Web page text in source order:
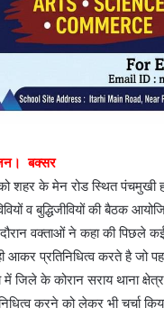
बक्सर
शहर के मेन रोड स्थित पंचमुखी
व बुद्धिजीवियों की बैठक
वक्ताओं ने कहा की पिछले कई
आकर प्रतिनिधित्व करते है जो
जिले के कोरान सराय थाना
करने को लेकर भी चर्चा